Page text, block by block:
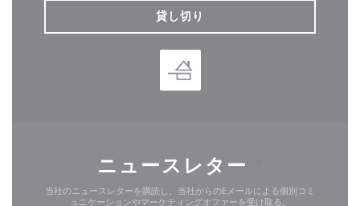
貸し切り
ニュースレター
当社のニュースレターを購読し、当社からのEメールによる個別コミ
ュニケーションやマーケティングオファーを受け取る。